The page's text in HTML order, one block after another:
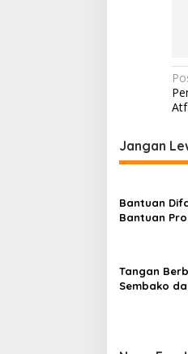
Jangan
Bantuan
Bantuan
Tangan
Sembako